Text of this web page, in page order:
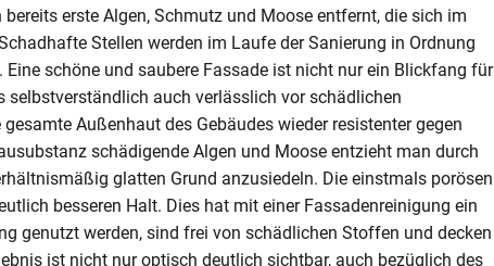
erste Algen, Schmutz und Moose entfernt, die sich im
Stellen werden im Laufe der Sanierung in Ordnung
schöne und saubere Fassade ist nicht nur ein Blickfang für
selbstverständlich auch verlässlich vor schädlichen
Außenhaut des Gebäudes wieder resistenter gegen
schädigende Algen und Moose entzieht man durch
glatten Grund anzusiedeln. Die einstmals porösen
besseren Halt. Dies hat mit einer Fassadenreinigung ein
genutzt werden, sind frei von schädlichen Stoffen und decken
ist nicht nur optisch deutlich sichtbar, auch bezüglich des